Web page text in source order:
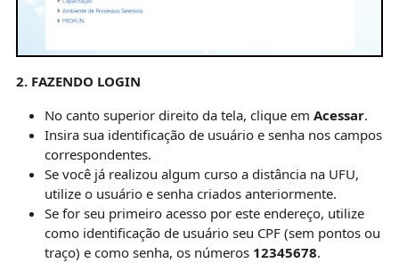
2. FAZENDO LOGIN
No canto superior direito da tela, clique em Acessar.
Insira sua identificação de usuário e senha nos campos
correspondentes.
Se você já realizou algum curso a distância na UFU,
utilize o usuário e senha criados anteriormente.
Se for seu primeiro acesso por este endereço, utilize
como identificação de usuário seu CPF (sem pontos ou
traço) e como senha, os números 12345678.